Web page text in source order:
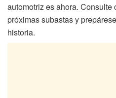
automotriz es ahora.
próximas subastas y
historia.